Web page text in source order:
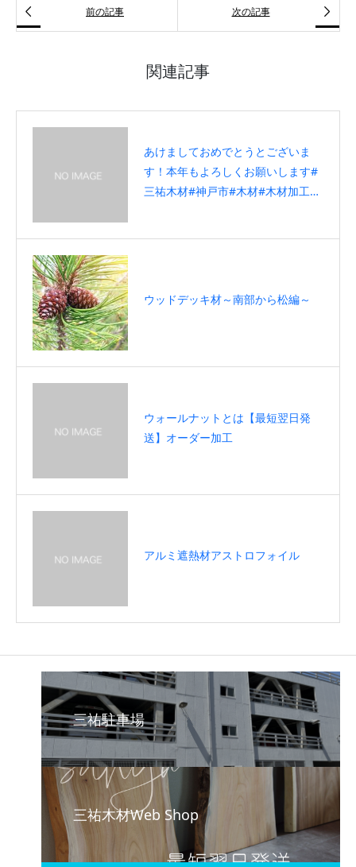
 前の記事 次の記事 
関連記事
あけましておめでとうとございま
す！本年もよろしくお願いします#
三祐木材#神戸市#木材#木材加工#
ウッドデッキ材～南部から松編～
ウォールナットとは【最短翌日発
送】オーダー加工
アルミ遮熱材アストロフォイル
三祐駐車場
三祐木材Web Shop